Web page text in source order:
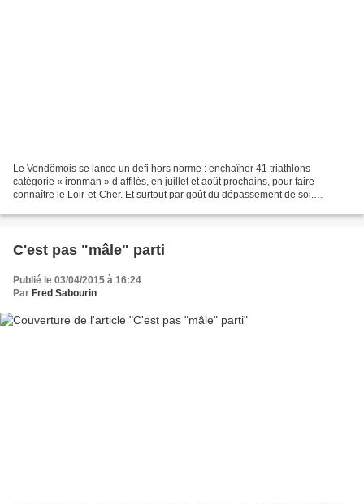
Le Vendômois se lance un défi hors norme : enchaîner 41 triathlons
catégorie « ironman » d’affilés, en juillet et août prochains, pour faire
connaître le Loir-et-Cher. Et surtout par goût du dépassement de soi.
C'est pas "mâle" parti
Publié le 03/04/2015 à 16:24
Par Fred Sabourin